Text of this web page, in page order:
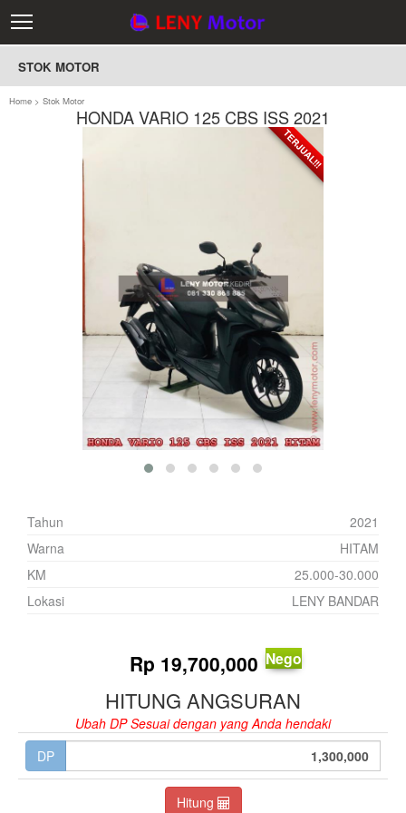
STOK MOTOR
Home > Stok Motor
HONDA VARIO 125 CBS ISS 2021
TERJUAL!!!
Tahun
2021
Warna
HITAM
KM
25.000-30.000
Lokasi
LENY BANDAR
Rp 19,700,000 Nego
HITUNG ANGSURAN
Ubah DP Sesuai dengan yang Anda hendaki
DP
Hitung